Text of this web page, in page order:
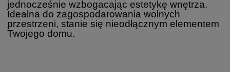
jednocześnie wzbogacając estetykę wnętrza.
Idealna do zagospodarowania wolnych
przestrzeni, stanie się nieodłącznym elementem
Twojego domu.